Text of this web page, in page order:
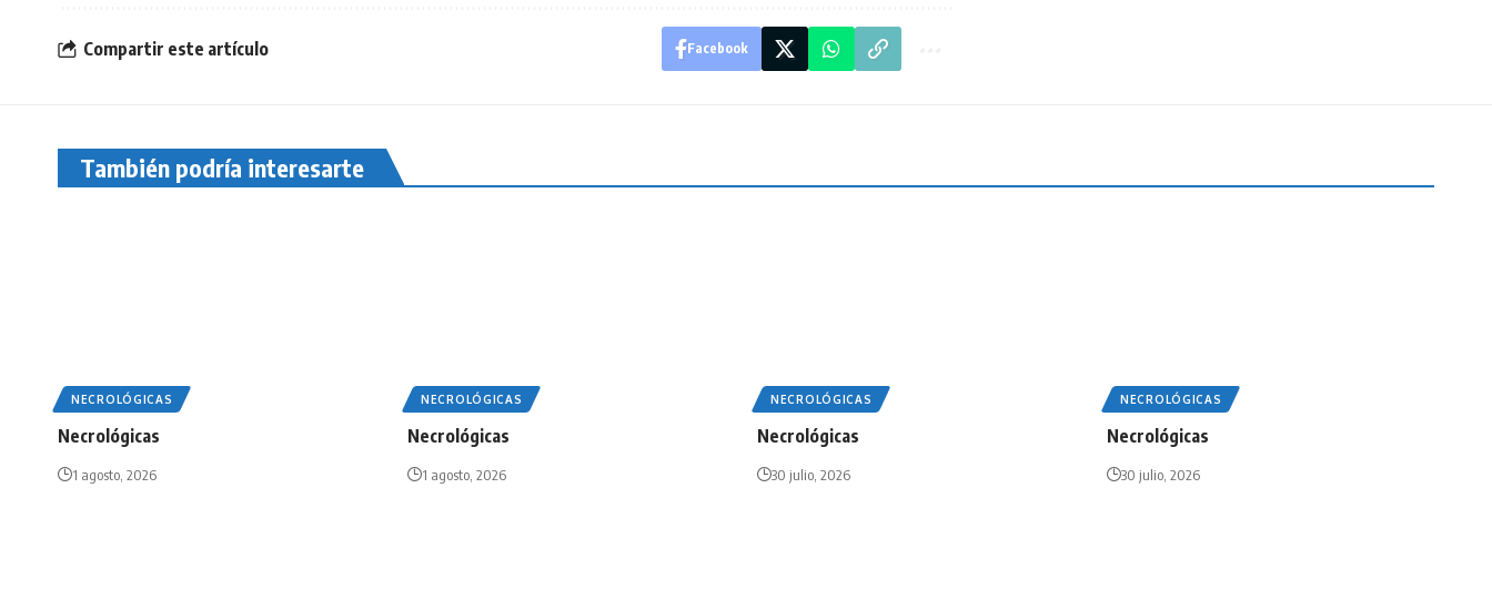
Compartir este artículo Facebook
También podría interesarte
NECROLÓGICAS
Necrológicas
1 agosto, 2026
NECROLÓGICAS
Necrológicas
1 agosto, 2026
NECROLÓGICAS
Necrológicas
30 julio, 2026
NECROLÓGICAS
Necrológicas
30 julio, 2026